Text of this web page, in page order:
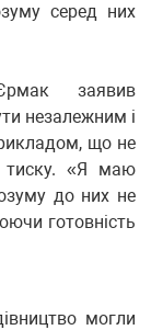
серед них
заявив
незалежним і
що не
тиску. «Я маю
до них не
готовність
могли